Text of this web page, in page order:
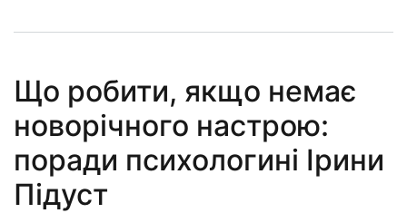
Що робити, якщо немає
новорічного настрою:
поради психологині Ірини
Підуст